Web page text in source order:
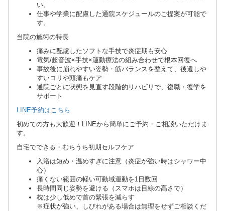
い。
仕事や学業に配慮した通院スケジュールのご提案が可能で
す。
当院の施術の特長
痛みに配慮したソフトな手技で炎症期も安心
電気/超音波×手技×運動療法の組み合わせで根本回復へ
事故後に崩れやすい姿勢・筋バランスを整えて、後遺しや
すいコリや頭痛もケア
通院ごとに状態を見直す段階的リハビリで、復職・復学を
サポート
LINE予約はこちら
初めての方も大歓迎！LINEから簡単にご予約・ご相談いただけま
す。
自宅でできる・むちうち初期セルフケア
入浴は短め・温めすぎに注意（炎症が強い時はシャワー中
心）
痛くない範囲の軽い可動域運動を1日数回
長時間同じ姿勢を避ける（スマホは目線の高さで）
枕は少し低めで首の緊張を減らす
※症状が強い、しびれがある場合は無理をせずご相談くだ